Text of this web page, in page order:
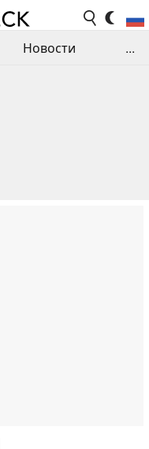
Новости
...